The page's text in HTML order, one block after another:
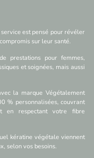
est pensé pour révéler
sur leur santé.
prestations pour femmes,
et soignées, mais aussi
la marque Végétalement
% personnalisées, couvrant
en respectant votre fibre
kératine végétale viennent
selon vos besoins.